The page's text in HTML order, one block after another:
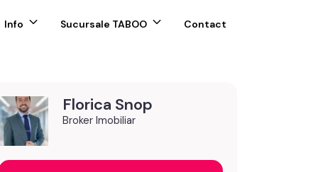
Info Sucursale TABOO Contact
Florica Snop
Broker Imobiliar